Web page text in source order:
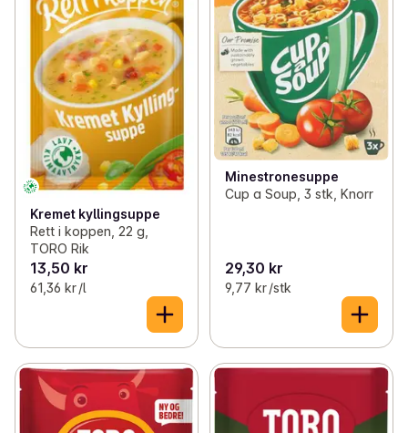
Kremet kyllingsuppe
Rett i koppen, 22 g,
TORO Rik
13,50 kr
61,36 kr /l
Minestronesuppe
Cup a Soup, 3 stk, Knorr
29,30 kr
9,77 kr /stk